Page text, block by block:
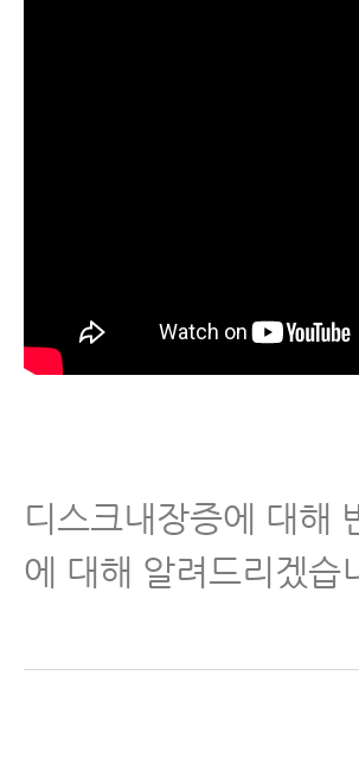
척추분리증
척추유합술 후 재발
척추운동법
섬유근육통
디스크내장증에 대해
에 대해 알려드리겠습